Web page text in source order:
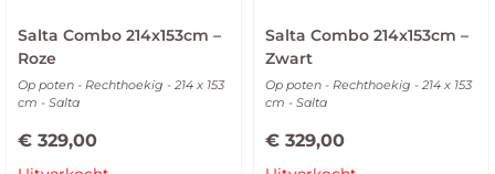
Salta Combo 214x153cm –
Roze
Op poten - Rechthoekig - 214 x 153
cm - Salta
€ 329,00
Salta Combo 214x153cm –
Zwart
Op poten - Rechthoekig - 214 x 153
cm - Salta
€ 329,00